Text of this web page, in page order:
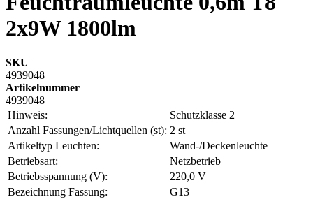
2x9W 1800lm
SKU
4939048
Artikelnummer
4939048
Hinweis:
Schutzklasse 2
Anzahl Fassungen/Lichtquellen (st): 2 st
Artikeltyp Leuchten:
Wand-/Deckenleuchte
Betriebsart:
Netzbetrieb
Betriebsspannung (V):
220,0 V
Bezeichnung Fassung:
G13